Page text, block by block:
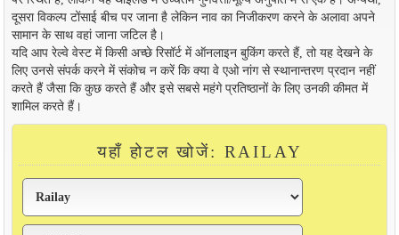
दूसरा विकल्प टोंसाई बीच पर जाना है लेकिन नाव का निजीकरण करने के अलावा अपने
सामान के साथ वहां जाना जटिल है।
यदि आप रेल्वे वेस्ट में किसी अच्छे रिसॉर्ट में ऑनलाइन बुकिंग करते हैं, तो यह देखने के
लिए उनसे संपर्क करने में संकोच न करें कि क्या वे एओ नांग से स्थानान्तरण प्रदान नहीं
करते हैं जैसा कि कुछ करते हैं और इसे सबसे महंगे प्रतिष्ठानों के लिए उनकी कीमत में
शामिल करते हैं।
यहाँ होटल खोजें: RAILAY